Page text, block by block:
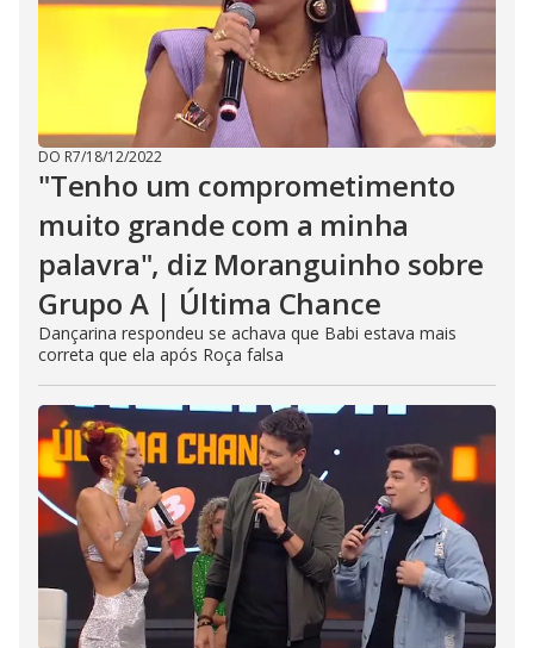
DO R7/18/12/2022
"Tenho um comprometimento
muito grande com a minha
palavra", diz Moranguinho sobre
Grupo A | Última Chance
Dançarina respondeu se achava que Babi estava mais
correta que ela após Roça falsa